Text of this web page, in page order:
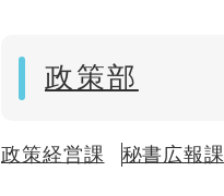
政策部
政策経営課 秘書広報課